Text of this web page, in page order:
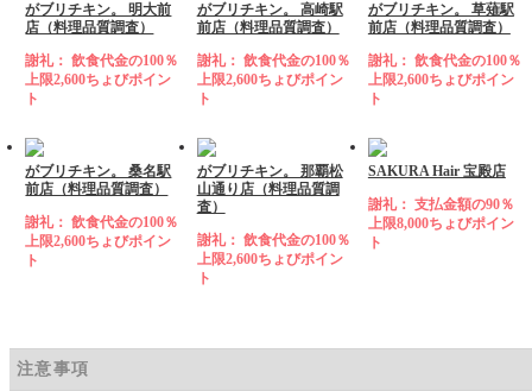
がブリチキン。 明大前
店（料理品質調査）
謝礼： 飲食代金の100％
上限2,600ちょびポイン
ト
がブリチキン。 高崎駅
前店（料理品質調査）
謝礼： 飲食代金の100％
上限2,600ちょびポイン
ト
がブリチキン。 草薙駅
前店（料理品質調査）
謝礼： 飲食代金の100％
上限2,600ちょびポイン
ト
がブリチキン。 桑名駅
前店（料理品質調査）
謝礼： 飲食代金の100％
上限2,600ちょびポイン
ト
がブリチキン。 那覇松
山通り店（料理品質調
査）
謝礼： 飲食代金の100％
上限2,600ちょびポイン
ト
SAKURA Hair 宝殿店
謝礼： 支払金額の90％
上限8,000ちょびポイン
ト
注意事項